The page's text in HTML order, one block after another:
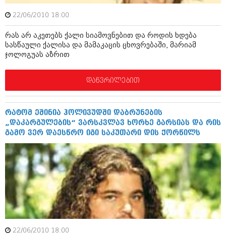
ავტორჩევები
ბელადები
ბიზნესსიახლეები
კალეიდოსკოპი
ჰოროსკოპი და შეუცნობელი
კრიმინალი
რომანი და დეტექტივი
სახალისო ამბები
შოუბიზნესი
დაიჯესტი
გვარები
თემიდას სასწორი
იუმორი
ჰოროსკოპი და შეუცნობელი
კრიმინალი
რომანი და დეტექტივი
სახალისო ამბები
შოუბიზნესი
დაიჯესტი
ქალი და მამაკაცი
ისტორია
22/06/2010 18:00
რას არ აკეთებს ქალი სიამოვნებით და როდის ხდება
სასწაული ქალისა და მამაკაცის ცხოვრებაში, მარიამ
ჯოლოგუას აზრით
დაწვრილებით
რატომ ეშინია ჰოლივუდში დაბრუნების
„დაკარგულების“ ვარსკვლავ ხორხე გარსიას და რის
გამო ვერ დაესწრო იგი საკუთარი დის ქორწილს
22/06/2010 18:00